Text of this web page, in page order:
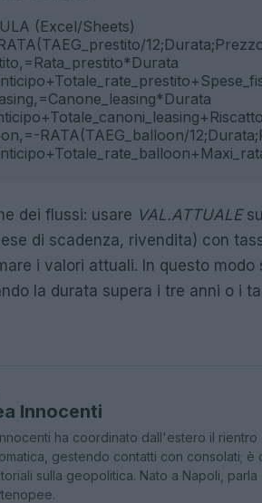
(Excel/Sheets)
RATA(TAEG_balloon/
dei flussi: usare VAL.ATTUALE
di scadenza, rivendita) con
i valori attuali. In questo
la durata supera i tre anni o i
Innocenti
ha coordinato dall'estero il
gestendo contatti con consolati;
sulla geopolitica. Nato a Napoli,